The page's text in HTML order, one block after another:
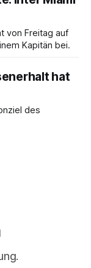
von Freitag auf
Kapitän bei.
hat
des